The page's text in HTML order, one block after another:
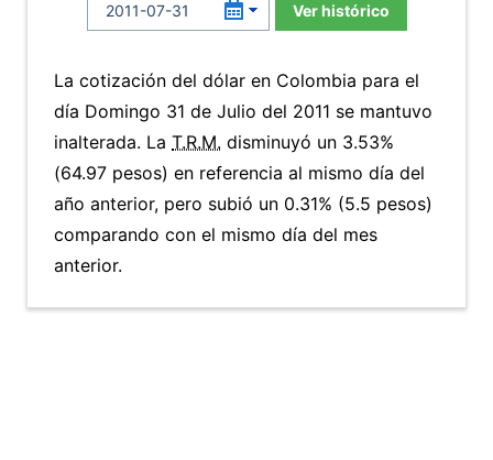
Ver histórico
La cotización del dólar en Colombia para el
día Domingo 31 de Julio del 2011 se mantuvo
inalterada. La T.R.M. disminuyó un 3.53%
(64.97 pesos) en referencia al mismo día del
año anterior, pero subió un 0.31% (5.5 pesos)
comparando con el mismo día del mes
anterior.